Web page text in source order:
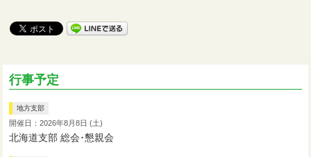
行事予定
地方支部
開催日：2026年8月8日 (土)
北海道支部 総会･懇親会